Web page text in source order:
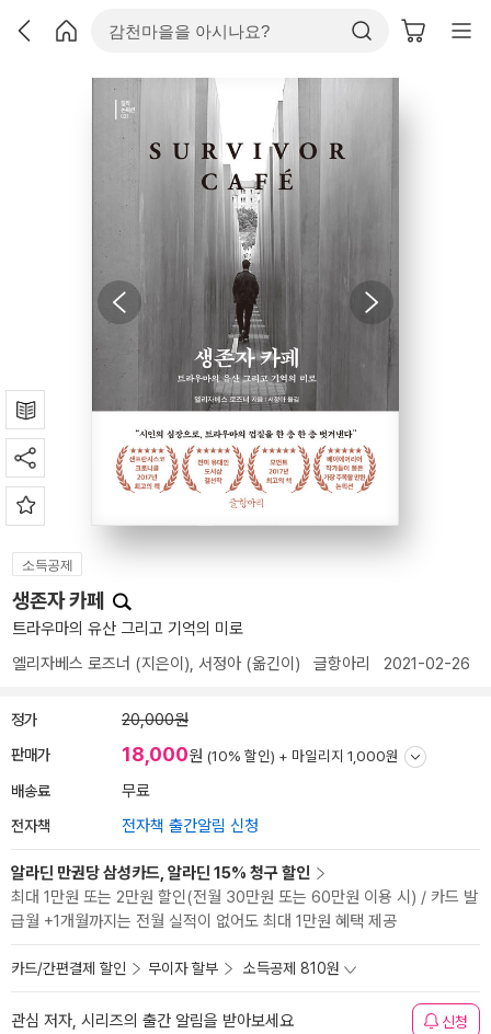
소득공제
생존자 카페
트라우마의 유산 그리고 기억의 미로
엘리자베스 로즈너 (지은이), 서정아 (옮긴이) 글항아리 2021-02-26
정가 20,000원
판매가 18,000원 (10% 할인) + 마일리지 1,000원
배송료 무료
전자책 전자책 출간알림 신청
알라딘 만권당 삼성카드, 알라딘 15% 청구 할인
최대 1만원 또는 2만원 할인(전월 30만원 또는 60만원 이용 시) / 카드 발
급월 +1개월까지는 전월 실적이 없어도 최대 1만원 혜택 제공
카드/간편결제 할인 무이자 할부 소득공제 810원
관심 저자, 시리즈의 출간 알림을 받아보세요 신청